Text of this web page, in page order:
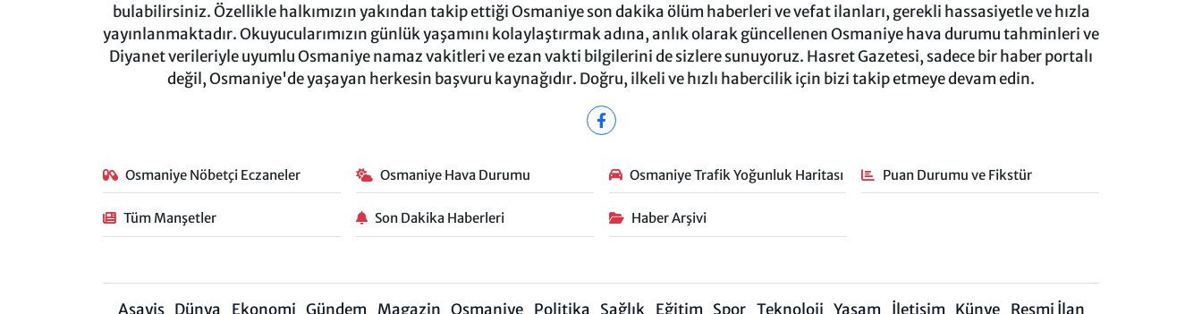
bulabilirsiniz. Özellikle halkımızın yakından takip ettiği Osmaniye son dakika ölüm haberleri ve vefat ilanları, gerekli hassasiyetle ve hızla
yayınlanmaktadır. Okuyucularımızın günlük yaşamını kolaylaştırmak adına, anlık olarak güncellenen Osmaniye hava durumu tahminleri ve
Diyanet verileriyle uyumlu Osmaniye namaz vakitleri ve ezan vakti bilgilerini de sizlere sunuyoruz. Hasret Gazetesi, sadece bir haber portalı
değil, Osmaniye'de yaşayan herkesin başvuru kaynağıdır. Doğru, ilkeli ve hızlı habercilik için bizi takip etmeye devam edin.
Osmaniye Nöbetçi Eczaneler Osmaniye Hava Durumu Osmaniye Trafik Yoğunluk Haritası Puan Durumu ve Fikstür
Tüm Manşetler Son Dakika Haberleri Haber Arşivi
Asayiş Dünya Ekonomi Gündem Magazin Osmaniye Politika Sağlık Eğitim Spor Teknoloji Yaşam İletişim Künye Resmi İlan